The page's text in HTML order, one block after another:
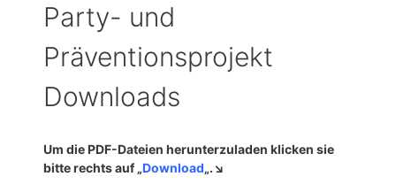
Party- und
Präventionsprojekt
Downloads
Um die PDF-Dateien herunterzuladen klicken sie
bitte rechts auf „Download„.↘